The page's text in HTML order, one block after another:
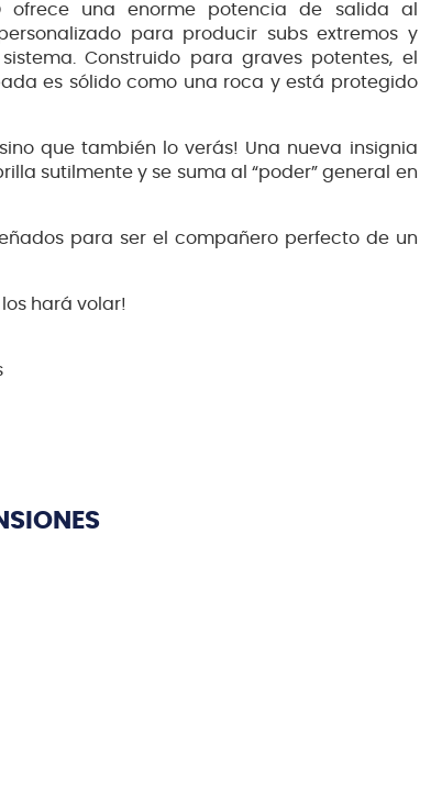
ofrece una enorme potencia de salida al
para producir subs extremos y
Construido para graves potentes, el
es sólido como una roca y está protegido
sino que también lo verás! Una nueva insignia
sutilmente y se suma al “poder” general en
para ser el compañero perfecto de un
hará volar!